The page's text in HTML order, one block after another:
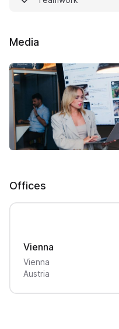
Media
Offices
Vienna
Vienna
Austria